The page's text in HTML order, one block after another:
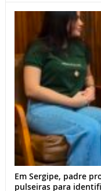
Em Sergipe, padre
pulseiras para